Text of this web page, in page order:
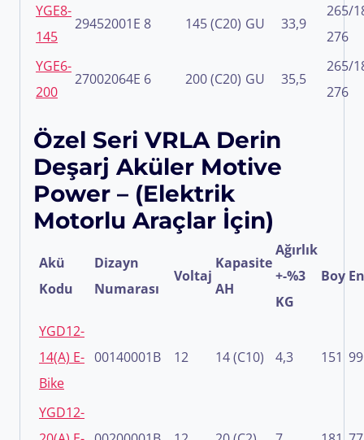
YGE8-
145
29452001E 8 145 (C20) GU 33,9
265/
276
YGE6-
200
27002064E 6 200 (C20) GU 35,5
265/
276
Özel Seri VRLA Derin
Deşarj Aküler Motive
Power – (Elektrik
Motorlu Araçlar İçin)
Akü
Kodu
Dizayn
Numarası
Voltaj
Kapasite
AH
Ağırlık
+-%3
KG
Boy En
YGD12-
14(A) E-
Bike
00140001B 12 14 (C10) 4,3 151 99
YGD12-